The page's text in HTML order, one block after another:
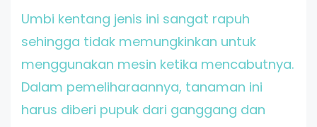
Umbi kentang jenis ini sangat rapuh
sehingga tidak memungkinkan untuk
menggunakan mesin ketika mencabutnya.
Dalam pemeliharaannya, tanaman ini
harus diberi pupuk dari ganggang dan